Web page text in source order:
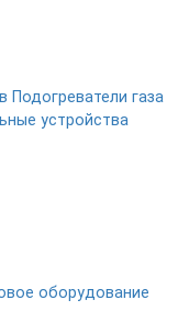
Подогреватели газа
устройства
оборудование